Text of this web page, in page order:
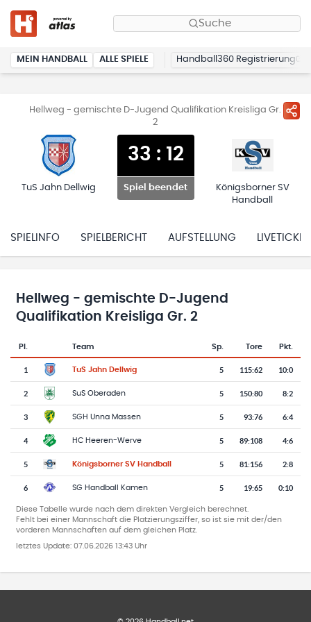
Suche
MEIN HANDBALL ALLE SPIELE Handball360 Registrierung
Hellweg - gemischte D-Jugend Qualifikation Kreisliga Gr.
2
TuS Jahn Dellwig
33 : 12
Spiel beendet
Königsborner SV
Handball
SPIELINFO SPIELBERICHT AUFSTELLUNG LIVETICKER
Hellweg - gemischte D-Jugend
Qualifikation Kreisliga Gr. 2
Tabelle mit Vereinsplatzierungen, Spielen, Toren und Punkten
Pl.
Team-Logo
Team Sp. Tore Pkt.
1 TuS Jahn Dellwig 5 115:62 10:0
2 SuS Oberaden 5 150:80 8:2
3 SGH Unna Massen 5 93:76 6:4
4 HC Heeren-Werve 5 89:108 4:6
5 Königsborner SV Handball 5 81:156 2:8
6 SG Handball Kamen 5 19:65 0:10
Diese Tabelle wurde nach dem direkten Vergleich berechnet.
Fehlt bei einer Mannschaft die Platzierungsziffer, so ist sie mit der/den
vorderen Mannschaften auf dem gleichen Platz.
letztes Update: 07.06.2026 13:43 Uhr